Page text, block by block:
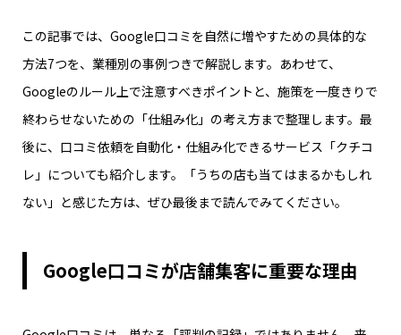
この記事では、Google口コミを自然に増やすための具体的な
方法7つを、業種別の事例つきで解説します。あわせて、
Googleのルール上で注意すべきポイントと、施策を一度きりで
終わらせないための「仕組み化」の考え方まで整理します。最
後に、口コミ依頼を自動化・仕組み化できるサービス「クチコ
レ」についても紹介します。「うちの店も当てはまるかもしれ
ない」と感じた方は、ぜひ最後まで読んでみてください。
Google口コミが店舗集客に重要な理由